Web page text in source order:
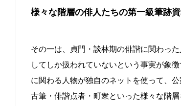
様々な階層の俳人たちの第一級筆跡
その一は、貞門・談林期の俳諧に関わっ
してしか扱われていないという事実が象
に関わる人物が独自のネットを使って、
古筆・俳諧点者・町衆といった様々な階